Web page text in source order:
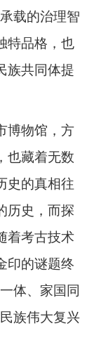
载的治理智
特品格，也
族共同体提
博物馆，方
也藏着无数
史的真相往
历史，而探
着考古技术
印的谜题终
体、家国同
族伟大复兴